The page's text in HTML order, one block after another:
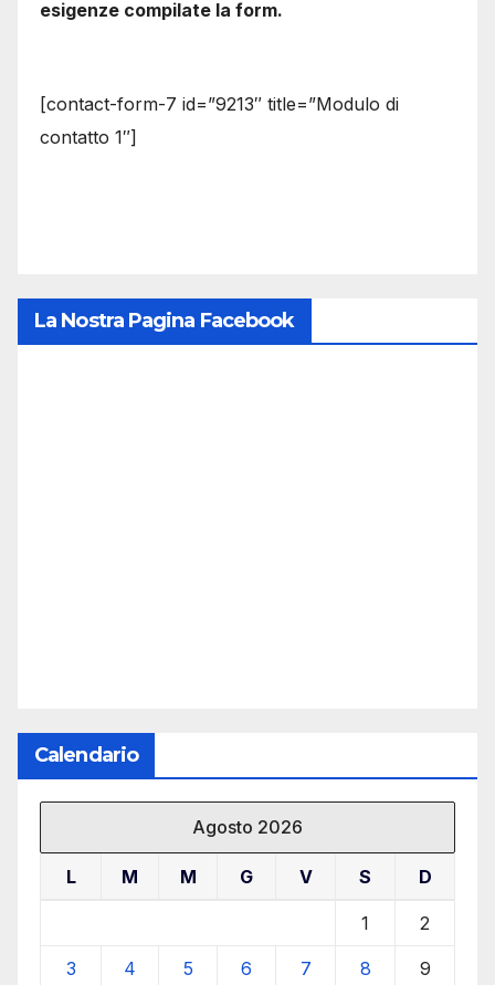
esigenze compilate la form.
[contact-form-7 id=”9213″ title=”Modulo di
contatto 1″]
La Nostra Pagina Facebook
Calendario
Agosto 2026
L M M G V S D
1 2
3 4 5 6 7 8 9